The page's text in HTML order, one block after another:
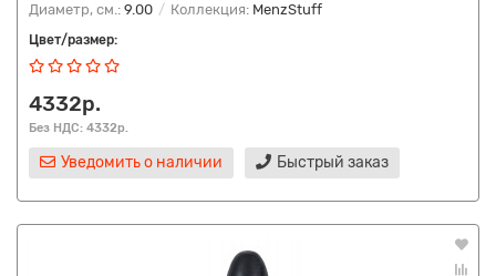
Диаметр, см.: 9.00 Коллекция: MenzStuff
Цвет/размер:
4332р.
Без НДС: 4332р.
Уведомить о наличии Быстрый заказ